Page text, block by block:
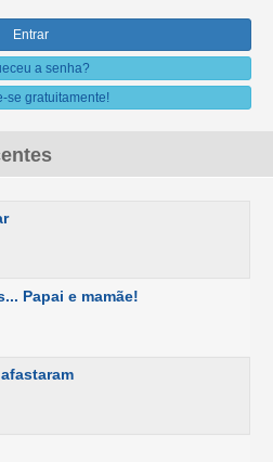
a senha?
se gratuitamente!
Papai e mamãe!